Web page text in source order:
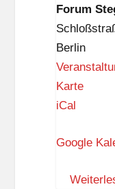
a
p
p
Forum
Berlin
KarteF
u
S
iCal
Google